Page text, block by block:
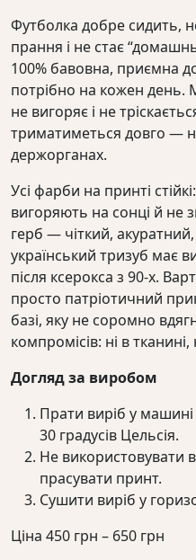
Футболка добре сидить,
прання і не стає
100% бавовна, приємна
потрібно на кожен день.
не вигоряє і не
триматиметься довго —
держорганах.
Усі фарби на принті
вигоряють на сонці й не
герб — чіткий, акуратний,
український тризуб має
після ксерокса з 90-х.
просто патріотичний
базі, яку не соромно
компромісів: ні в тканині,
Догляд за виробом
Прати виріб у
30 градусів Цельсія.
Не використовувати
прасувати принт.
Сушити виріб у
Ціна 450 грн – 650 грн